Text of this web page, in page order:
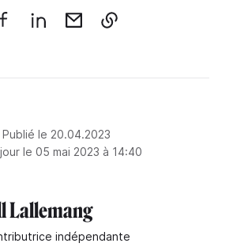
Publié le 20.04.2023
le 05 mai 2023 à 14:40
Lallemang
indépendante